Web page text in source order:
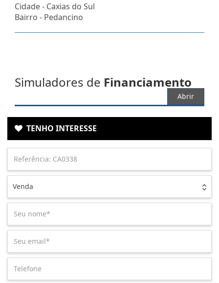
Cidade - Caxias do Sul
Bairro - Pedancino
Simuladores de Financiamento
Abrir
TENHO INTERESSE
Venda